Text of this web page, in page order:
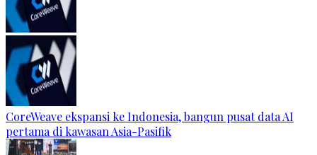
CoreWeave ekspansi ke Indonesia, bangun pusat data AI
pertama di kawasan Asia-Pasifik